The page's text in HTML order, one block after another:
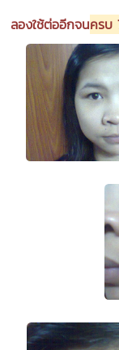
ลองใช้ต่ออีกจนครบ